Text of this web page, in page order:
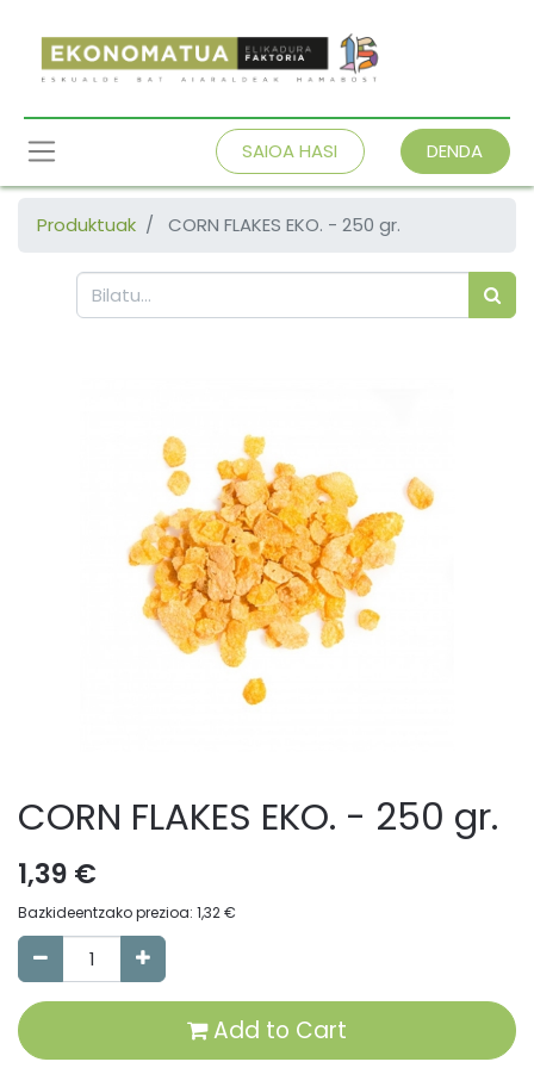
SAIOA HASI DENDA
Produktuak CORN FLAKES EKO. - 250 gr.
CORN FLAKES EKO. - 250 gr.
1,39 €
Bazkideentzako prezioa: 1,32€
Add to Cart